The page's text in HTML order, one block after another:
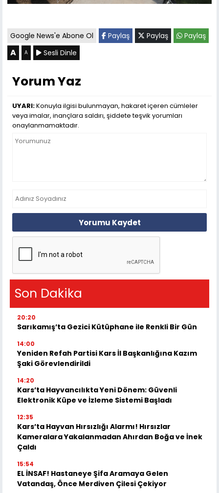
Google News'e Abone Ol Paylaş Paylaş Paylaş
A A Sesli Dinle
Yorum Yaz
UYARI:Konuyla ilgisi bulunmayan, hakaret içeren cümleler
veya imalar, inançlara saldırı, şiddete teşvik yorumları
onaylanmamaktadır.
Yorumu Kaydet
Son Dakika
20:20
Sarıkamış’ta Gezici Kütüphane ile Renkli Bir Gün
14:00
Yeniden Refah Partisi Kars İl Başkanlığına Kazım
Şaki Görevlendirildi
14:20
Kars’ta Hayvancılıkta Yeni Dönem: Güvenli
Elektronik Küpe ve İzleme Sistemi Başladı
12:35
Kars’ta Hayvan Hırsızlığı Alarmı! Hırsızlar
Kameralara Yakalanmadan Ahırdan Boğa ve İnek
Çaldı
15:54
EL İNSAF! Hastaneye Şifa Aramaya Gelen
Vatandaş, Önce Merdiven Çilesi Çekiyor